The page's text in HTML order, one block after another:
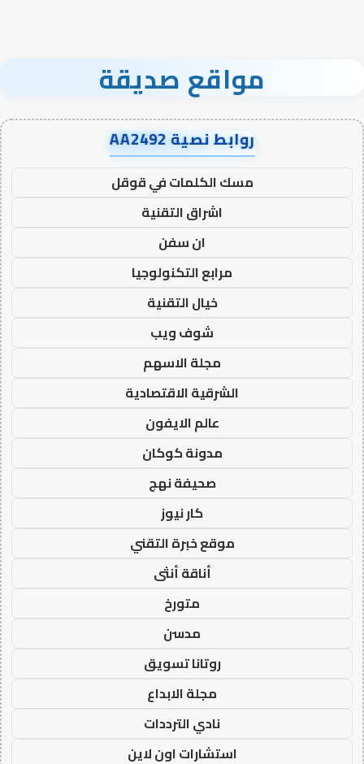
مواقع صديقة
روابط نصية AA2492
مسك الكلمات في قوقل
اشراق التقنية
ان سفن
مرابع التكنولوجيا
خيال التقنية
شوف ويب
مجلة الاسهم
الشرقية الاقتصادية
عالم الايفون
مدونة كوكان
صحيفة نهج
كار نيوز
موقع خبرة التقني
أناقة أنثى
متورخ
مدسن
روتانا تسويق
مجلة الابداع
نادي الترددات
استشارات اون لاين